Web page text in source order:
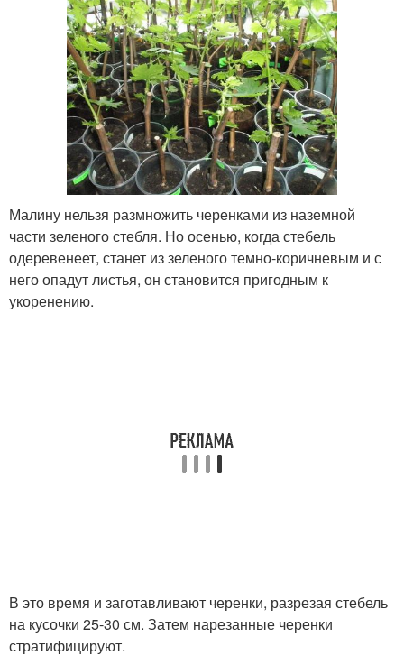
Малину нельзя размножить черенками из наземной
части зеленого стебля. Но осенью, когда стебель
одеревенеет, станет из зеленого темно-коричневым и с
него опадут листья, он становится пригодным к
укоренению.
В это время и заготавливают черенки, разрезая стебель
на кусочки 25-30 см. Затем нарезанные черенки
стратифицируют.